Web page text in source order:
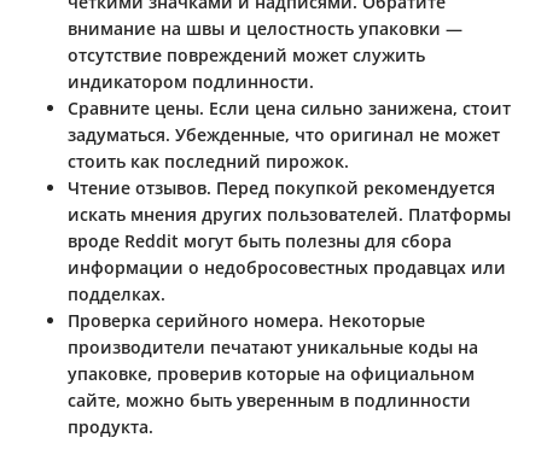
внимание на швы и целостность упаковки —
отсутствие повреждений может служить
индикатором подлинности.
Сравните цены. Если цена сильно занижена, стоит
задуматься. Убежденные, что оригинал не может
стоить как последний пирожок.
Чтение отзывов. Перед покупкой рекомендуется
искать мнения других пользователей. Платформы
вроде Reddit могут быть полезны для сбора
информации о недобросовестных продавцах или
подделках.
Проверка серийного номера. Некоторые
производители печатают уникальные коды на
упаковке, проверив которые на официальном
сайте, можно быть уверенным в подлинности
продукта.